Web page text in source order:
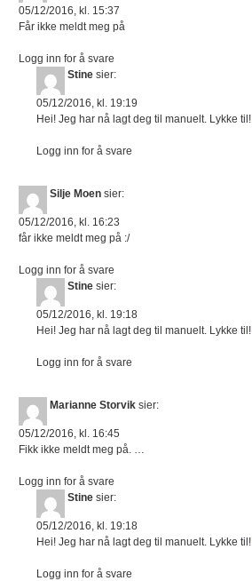
05/12/2016, kl. 15:37
Får ikke meldt meg på
Logg inn for å svare
Stine sier:
05/12/2016, kl. 19:19
Hei! Jeg har nå lagt deg til manuelt. Lykke til!
Logg inn for å svare
Silje Moen sier:
05/12/2016, kl. 16:23
får ikke meldt meg på :/
Logg inn for å svare
Stine sier:
05/12/2016, kl. 19:18
Hei! Jeg har nå lagt deg til manuelt. Lykke til!
Logg inn for å svare
Marianne Storvik sier:
05/12/2016, kl. 16:45
Fikk ikke meldt meg på. …
Logg inn for å svare
Stine sier:
05/12/2016, kl. 19:18
Hei! Jeg har nå lagt deg til manuelt. Lykke til!
Logg inn for å svare